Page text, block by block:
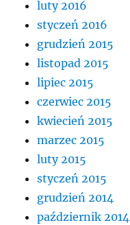
luty 2016
styczeń 2016
grudzień 2015
listopad 2015
lipiec 2015
czerwiec 2015
kwiecień 2015
marzec 2015
luty 2015
styczeń 2015
grudzień 2014
październik 2014